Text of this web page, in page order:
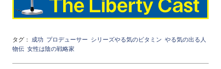
タグ： 成功 プロデューサー シリーズやる気のビタミン やる気の出る人
物伝 女性は陰の戦略家